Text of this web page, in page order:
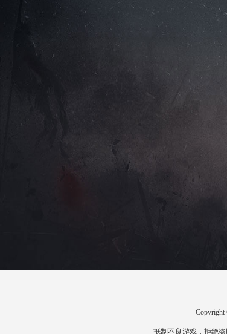
抵制不良游戏，拒绝